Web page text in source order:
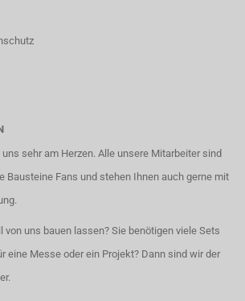
sehr am Herzen. Alle unsere Mitarbeiter sind
Bausteine Fans und stehen Ihnen auch gerne mit
von uns bauen lassen? Sie benötigen viele Sets
eine Messe oder ein Projekt? Dann sind wir der